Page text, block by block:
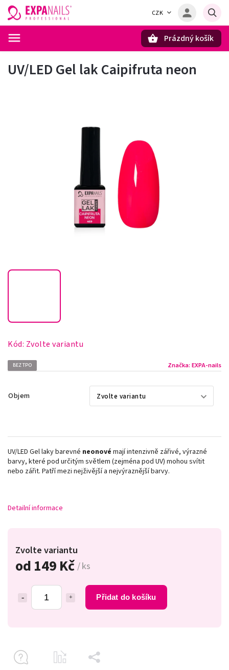
CZK
Prázdný košík
UV/LED Gel lak Caipifruta neon
Kód: Zvolte variantu
BEZ TPO Značka: EXPA-nails
Objem
od 149 Kč / ks
Přidat do košíku
Zvolte variantu
UV/LED Gel laky barevné neonové mají intenzivně zářivé, výrazné
barvy, které pod určitým světlem (zejména pod UV) mohou svítit
nebo zářit. Patří mezi nejživější a nejvýraznější barvy.
Detailní informace